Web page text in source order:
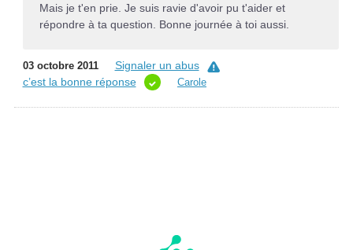
Mais je t'en prie. Je suis ravie d'avoir pu t'aider et
répondre à ta question. Bonne journée à toi aussi.
03 octobre 2011
Signaler un abus
c’est la bonne réponse
Carole